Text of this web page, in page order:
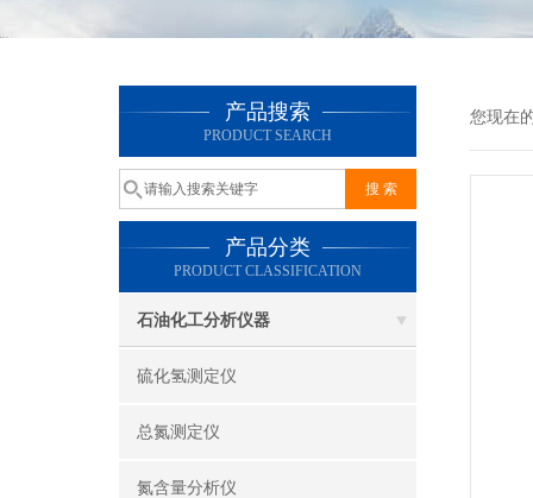
产品搜索
PRODUCT SEARCH
产品分类
PRODUCT CLASSIFICATION
石油化工分析仪器
硫化氢测定仪
总氮测定仪
氮含量分析仪
您现在